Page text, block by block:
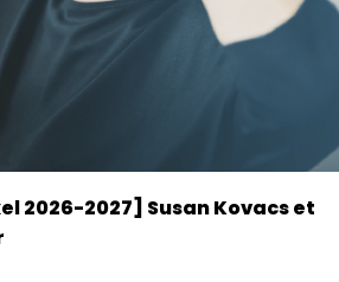
2026-2027] Susan Kovacs et